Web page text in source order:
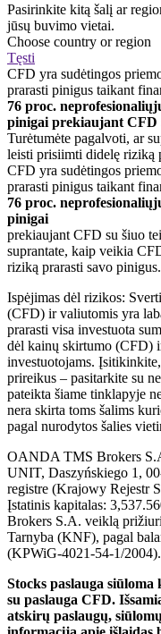
Pasirinkite kitą šalį ar
jūsų buvimo vietai.
Choose country or region
Tęsti
CFD yra sudėtingos
prarasti pinigus taikant
76 proc.
pinigai prekiaujant CFD
Turėtumėte pagalvoti, ar
leisti prisiimti didelę riziką
CFD yra sudėtingos
prarasti pinigus taikant
76 proc.
pinigai
prekiaujant CFD su šiuo
suprantate, kaip veikia
riziką prarasti savo pinigus.
Ispėjimas dėl rizikos:
(CFD) ir valiutomis yra
prarasti visa investuota
dėl kainų skirtumo (CFD)
investuotojams.
prireikus – pasitarkite su
pateikta šiame tinklapyje
nera skirta toms šalims
pagal nurodytos šalies
OANDA TMS Brokers
UNIT, Daszyńskiego 1,
registre (Krajowy Rejestr
Įstatinis kapitalas:
Brokers S.A. veiklą
Tarnyba (KNF), pagal
(KPWiG-4021-54-1/2004).
Stocks paslauga
su paslauga CFD.
atskirų paslaugų,